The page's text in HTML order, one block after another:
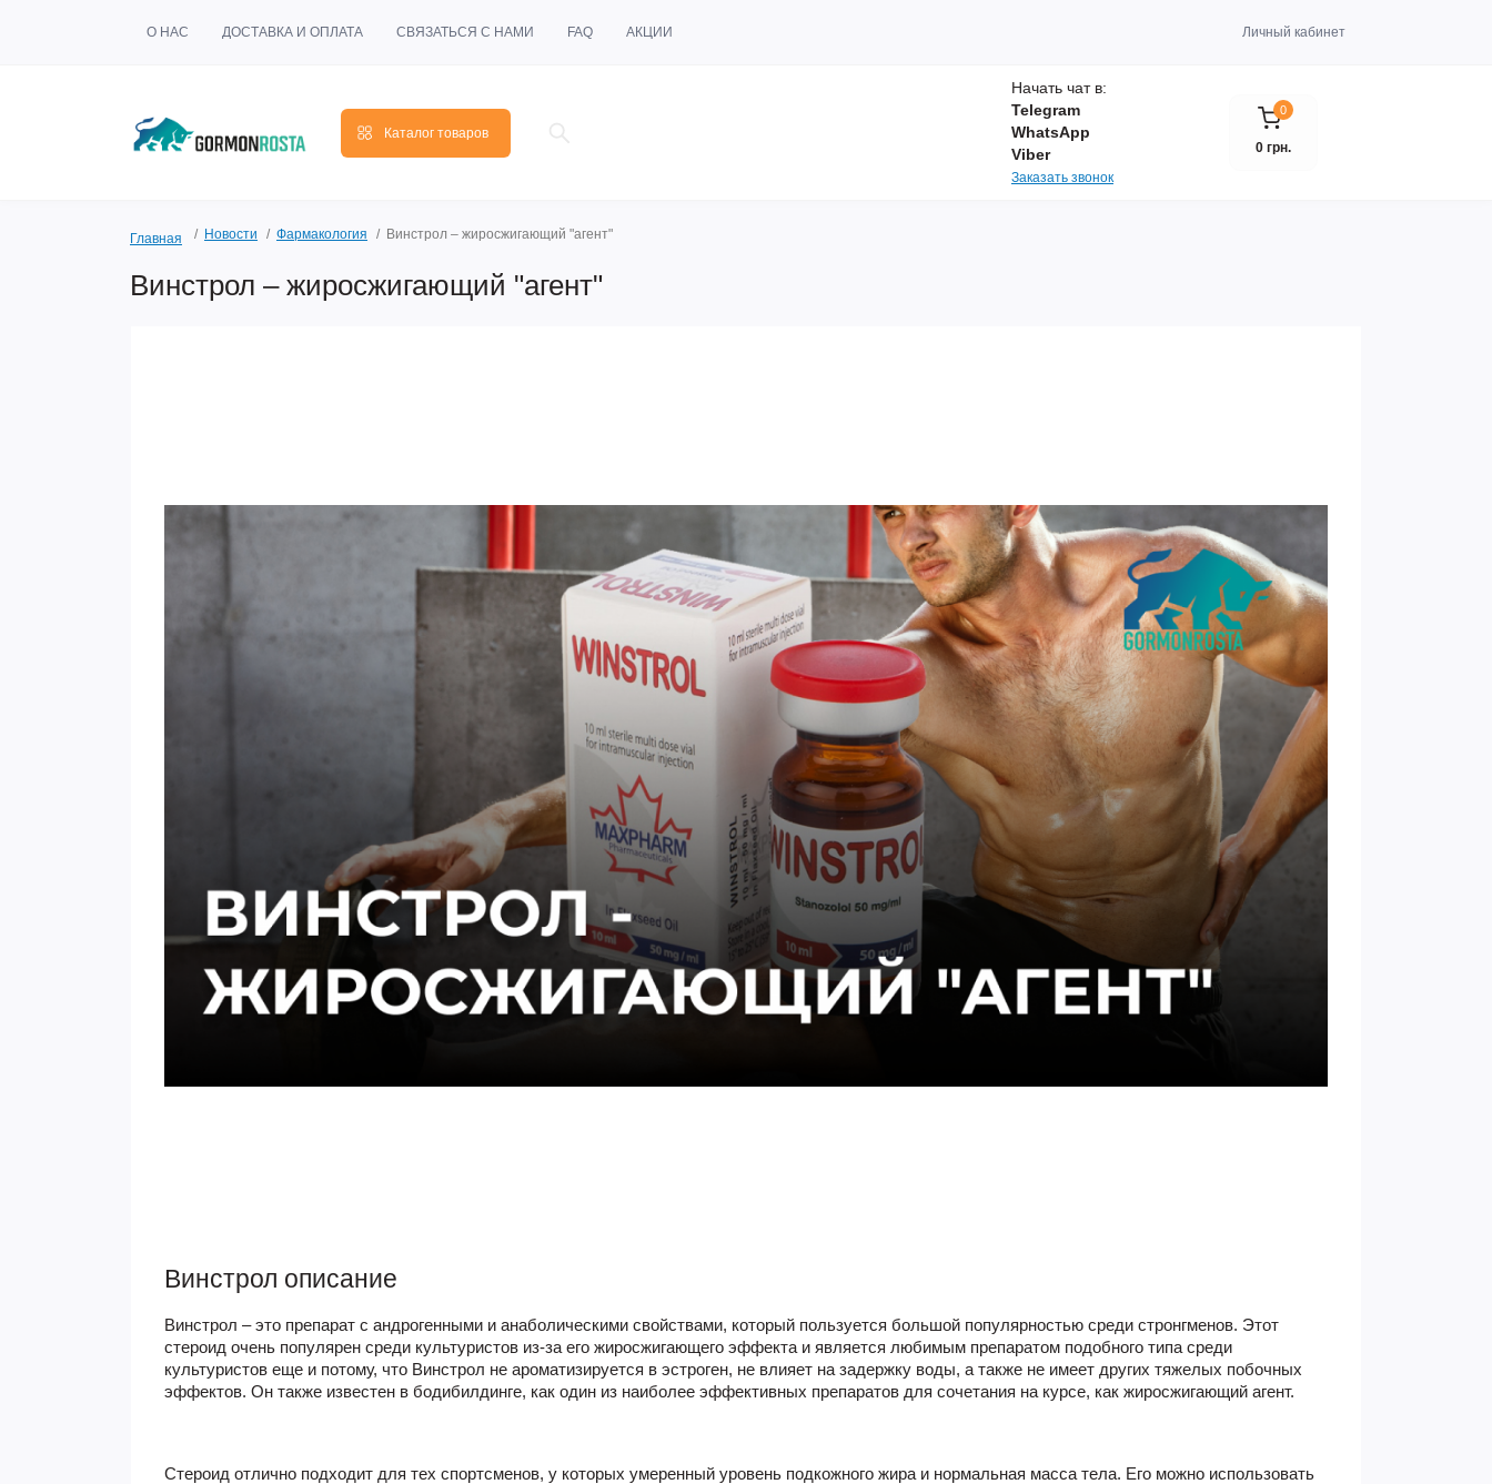
О НАС ДОСТАВКА И ОПЛАТА СВЯЗАТЬСЯ С НАМИ FAQ АКЦИИ Личный кабинет
Каталог товаров
Начать чат в:
Telegram
WhatsApp
Viber
Заказать звонок
0
0 грн.
Главная Новости Фармакология Винстрол – жиросжигающий "агент"
Винстрол – жиросжигающий "агент"
Винстрол описание
Винстрол – это препарат с андрогенными и анаболическими свойствами, который пользуется большой популярностью среди стронгменов. Этот
стероид очень популярен среди культуристов из-за его жиросжигающего эффекта и является любимым препаратом подобного типа среди
культуристов еще и потому, что Винстрол не ароматизируется в эстроген, не влияет на задержку воды, а также не имеет других тяжелых побочных
эффектов. Он также известен в бодибилдинге, как один из наиболее эффективных препаратов для сочетания на курсе, как жиросжигающий агент.
Стероид отлично подходит для тех спортсменов, у которых умеренный уровень подкожного жира и нормальная масса тела. Его можно использовать